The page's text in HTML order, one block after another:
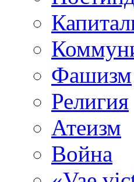
Фашизм
Религия
Атеизм
Война